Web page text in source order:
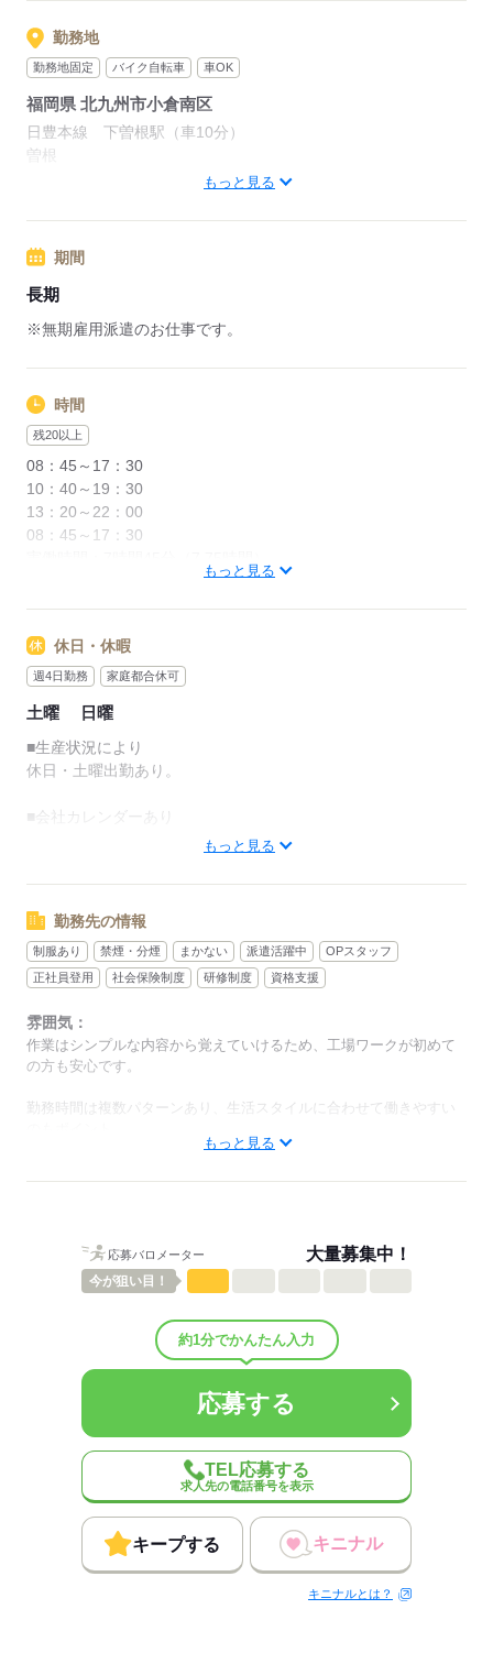
234,000円～257,400円
時給1,300円×実働8時間×月20～22日＝201,500円～221,650円
残業1,625円×残業1時間×月20～22日＝32,500円～35,750円
※残業1日1時間の場合
【交通費備考】
※15円/km
※上限：月10,000円
■最寄駅から現場まで送迎あり
勤務地
勤務地固定 バイク自転車 車OK
福岡県 北九州市小倉南区
日豊本線 下曽根駅（車10分）
曽根
※詳しくはお気軽にお問い合わせ下さい。
もっと見る
期間
長期
※無期雇用派遣のお仕事です。
時間
残20以上
08：45～17：30
10：40～19：30
13：20～22：00
08：45～17：30
13：20～22：00
・・・・・
応募する
もっと見る
休日・休暇
週4日勤務 家庭都合休可
土曜 日曜
■生産状況により
休日・土曜出勤あり。
■会社カレンダーあり
■有給休暇あり（法廷通り、規定支給）
■その他休暇あり
もっと見る
勤務先の情報
制服あり 禁煙・分煙 まかない 派遣活躍中
OPスタッフ
正社員登用
社会保険制度 研修制度 資格支援
雰囲気：
作業はシンプルな内容から覚えていけるため、工場ワークが初めて
の方も安心です。
勤務時間は複数パターンあり、生活スタイルに合わせて働きやすい
職場の様子 しずか
配属先部署：
アッセンブリー作業 自動車用ガラスに接着剤を使って部品を付ける
（男5：女5）
応募する
もっと見る
応募バロメーター 大量募集中！
今が狙い目！
約1分でかんたん入力
応募する
TEL応募する
求人先の電話番号を表示
キープする キニナル
キニナルとは？